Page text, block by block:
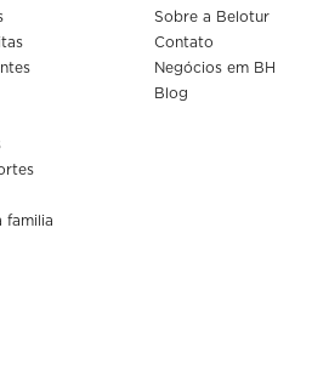
familia
Sobre a Belotur
Contato
Negócios em BH
Blog